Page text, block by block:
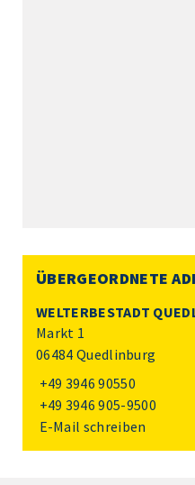
ÜBERGEORDNETE
WELTERBESTADT
Markt 1
06484 Quedlinburg
+49 3946 90550
+49 3946 905-9500
E-Mail schreiben